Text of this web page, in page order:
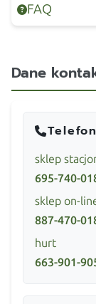
FAQ
Dane
sklep
695-740-
sklep on-
887-470-
hurt
663-901-